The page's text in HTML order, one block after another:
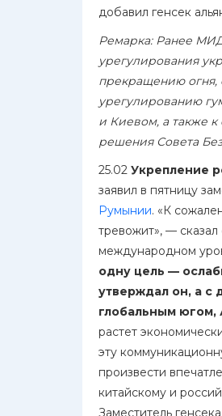
добавил генсек
Ремарка: Ранее
урегулирования
прекращению огня,
урегулированию
и Киевом, а также к
решения Совета
25.02 Укрепление
заявил в пятницу
Румынии. «К
тревожит», —
международном
одну цель —
утверждал он, а с
глобальным
растет
эту
произвести
китайскому и
Заместитель